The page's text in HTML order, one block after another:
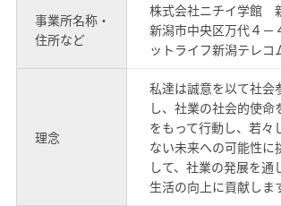
事業所名称・
住所など
株式会社ニチイ学館
新潟市中央区万代４
ットライフ新潟テレコ
理念
私達は誠意を以て社会
し、社業の社会的使命
をもって行動し、若々
ない未来への可能性に
して、社業の発展を通
生活の向上に貢献しま